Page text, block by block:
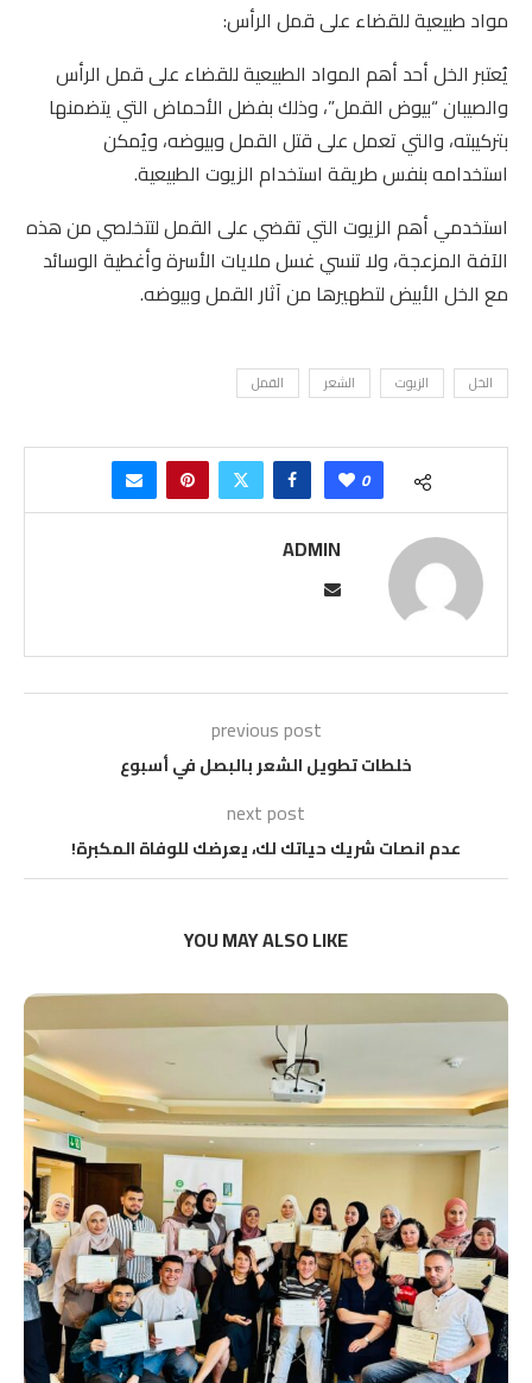
مواد طبيعية للقضاء على قمل الرأس:
يُعتبر الخل أحد أهم المواد الطبيعية للقضاء على قمل الرأس
والصيبان “بيوض القمل”، وذلك بفضل الأحماض التي يتضمنها
بتركيبته، والتي تعمل على قتل القمل وبيوضه، ويُمكن
استخدامه بنفس طريقة استخدام الزيوت الطبيعية.
استخدمي أهم الزيوت التي تقضي على القمل لتتخلصي من هذه
الآفة المزعجة، ولا تنسي غسل ملايات الأسرة وأغطية الوسائد
مع الخل الأبيض لتطهيرها من آثار القمل وبيوضه.
الخل الزيوت الشعر القمل
0
ADMIN
previous post
خلطات تطويل الشعر بالبصل في أسبوع
next post
عدم انصات شريك حياتك لك، يعرضك للوفاة المكبرة!
YOU MAY ALSO LIKE